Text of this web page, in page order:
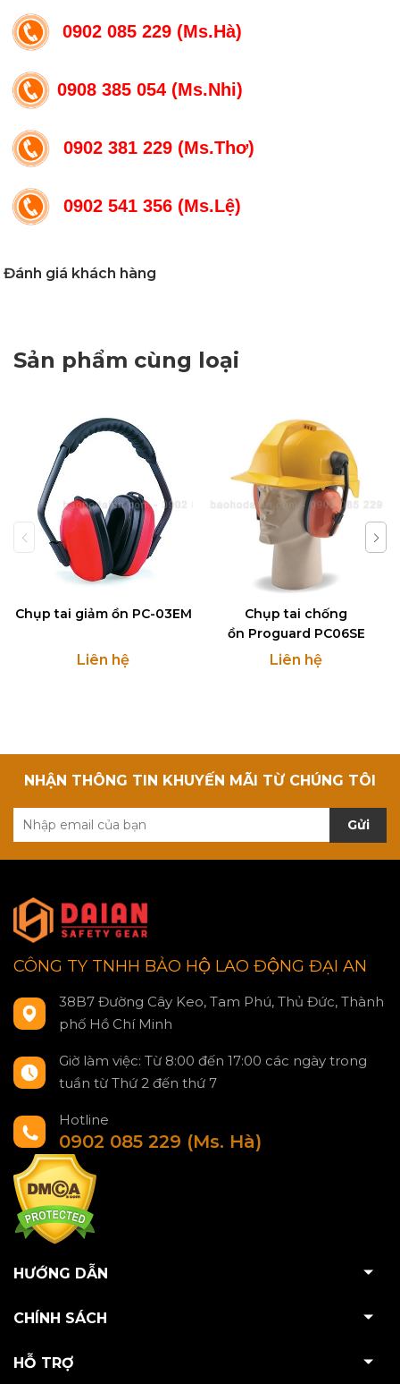
0902 085 229 (Ms.Hà)
0908 385 054 (Ms.Nhi)
0902 381 229 (Ms.Thơ)
0902 541 356 (Ms.Lệ)
Đánh giá khách hàng
Sản phẩm cùng loại
Chụp tai giảm ồn PC-03EM
Liên hệ
Chụp tai chống
ồn Proguard PC06SE
Liên hệ
NHẬN THÔNG TIN KHUYẾN MÃI TỪ CHÚNG TÔI
Gửi
CÔNG TY TNHH BẢO HỘ LAO ĐỘNG ĐẠI AN
38B7 Đường Cây Keo, Tam Phú, Thủ Đức, Thành
phố Hồ Chí Minh
Giờ làm việc: Từ 8:00 đến 17:00 các ngày trong
tuần từ Thứ 2 đến thứ 7
Hotline
0902 085 229 (Ms. Hà)
HƯỚNG DẪN
CHÍNH SÁCH
HỖ TRỢ